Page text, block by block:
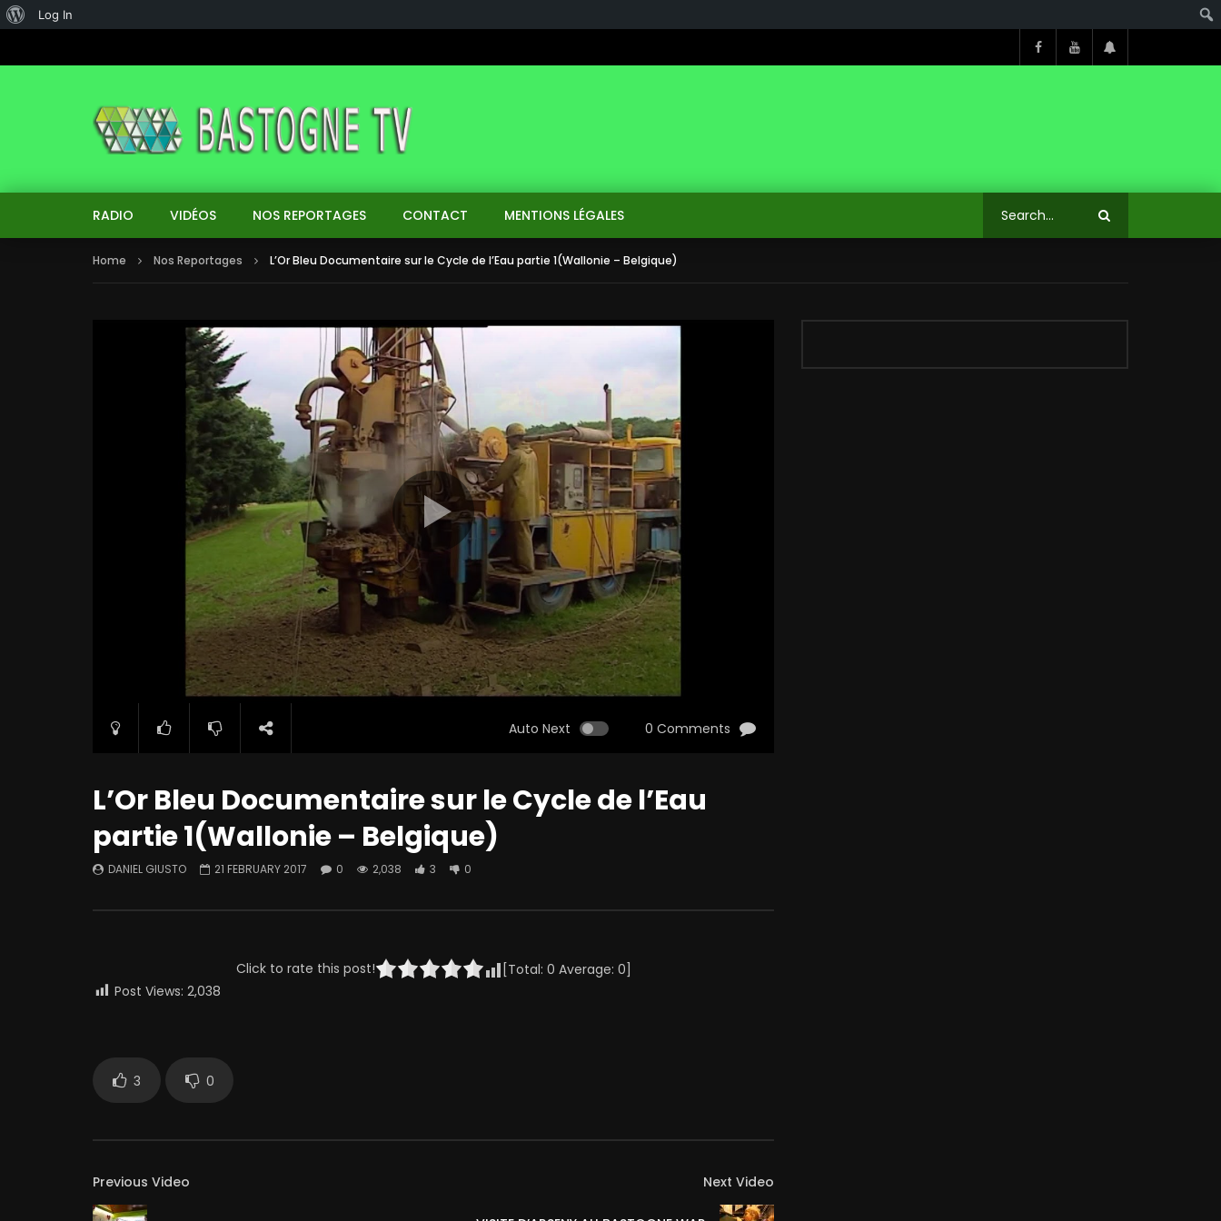
About
Log In
RADIO VIDÉOS NOS REPORTAGES CONTACT MENTIONS LÉGALES
Home Nos Reportages L’Or Bleu Documentaire sur le Cycle de l’Eau partie 1(Wallonie – Belgique)
Auto Next 0 Comments
L’Or Bleu Documentaire sur le Cycle de l’Eau
partie 1(Wallonie – Belgique)
DANIEL GIUSTO 21 FEBRUARY 2017 0 2,038 3 0
Click to rate this post! [Total: 0 Average: 0
Post Views: 2,038
3 0
Previous Video Next Video